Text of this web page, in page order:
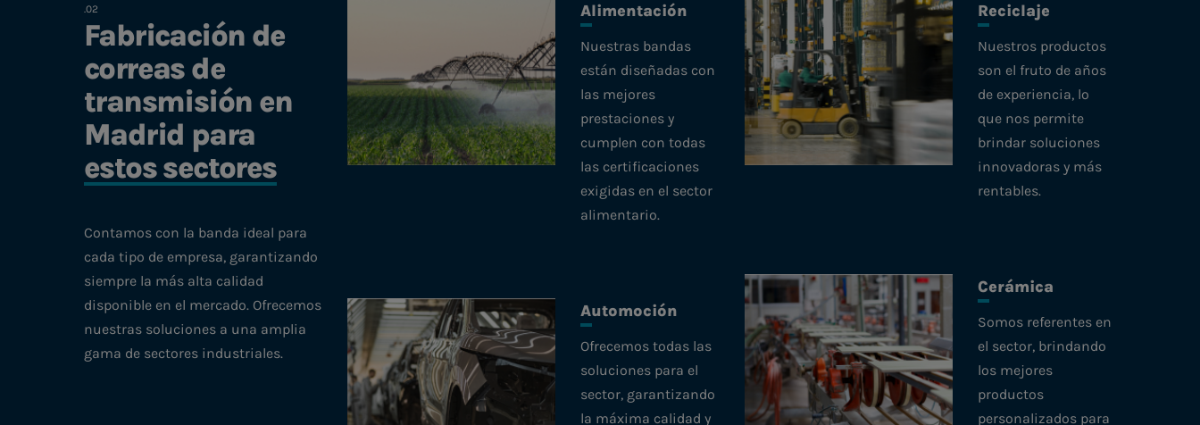
Fabricación de
correas de
transmisión en
Madrid para
estos sectores
Contamos con la banda ideal para
cada tipo de empresa, garantizando
siempre la más alta calidad
disponible en el mercado. Ofrecemos
nuestras soluciones a una amplia
gama de sectores industriales.
Alimentación
Nuestras bandas
están diseñadas con
las mejores
prestaciones y
cumplen con todas
las certificaciones
exigidas en el sector
alimentario.
Automoción
Ofrecemos todas las
soluciones para el
sector, garantizando
la máxima calidad y
Reciclaje
Nuestros productos
son el fruto de años
de experiencia, lo
que nos permite
brindar soluciones
innovadoras y más
rentables.
Cerámica
Somos referentes en
el sector, brindando
los mejores
productos
personalizados para